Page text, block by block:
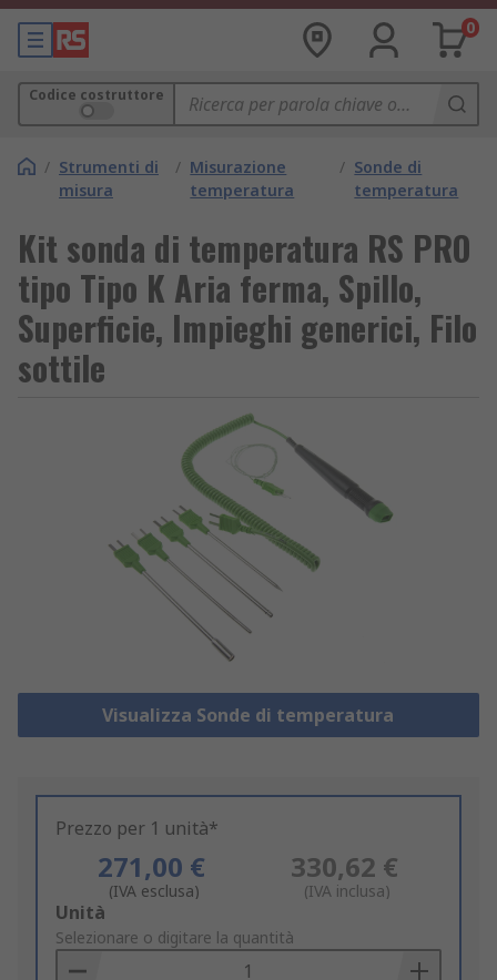
0
Codice costruttore
/ Strumenti di
misura
/ Misurazione
temperatura
/ Sonde di
temperatura
Kit sonda di temperatura RS PRO
tipo Tipo K Aria ferma, Spillo,
Superficie, Impieghi generici, Filo
sottile
Visualizza Sonde di temperatura
Prezzo per 1 unità*
271,00 €
(IVA esclusa)
330,62 €
(IVA inclusa)
Add
to
Basket
Unità
Selezionare o digitare la quantità